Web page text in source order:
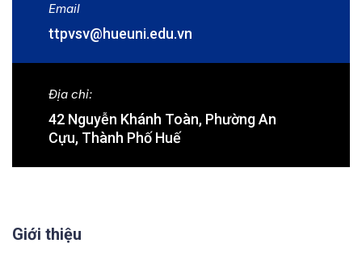
Email
ttpvsv@hueuni.edu.vn
Địa chỉ:
42 Nguyễn Khánh Toàn, Phường An
Cựu, Thành Phố Huế
Giới thiệu